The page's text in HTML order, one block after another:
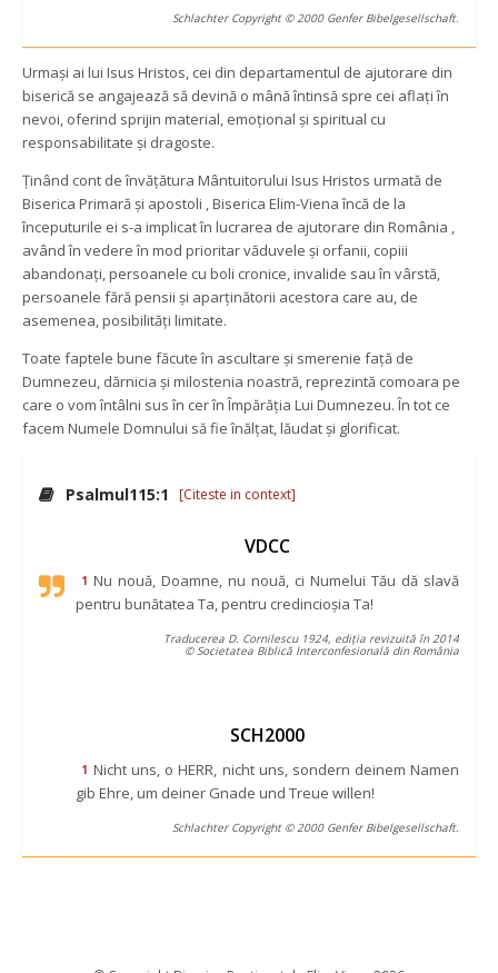
Schlachter Copyright © 2000 Genfer Bibelgesellschaft.
Urmași ai lui Isus Hristos, cei din departamentul de ajutorare din
biserică se angajează să devină o mână întinsă spre cei aflați în
nevoi, oferind sprijin material, emoțional și spiritual cu
responsabilitate și dragoste.
Ținând cont de învățătura Mântuitorului Isus Hristos urmată de
Biserica Primară și apostoli , Biserica Elim-Viena încă de la
începuturile ei s-a implicat în lucrarea de ajutorare din România ,
având în vedere în mod prioritar văduvele și orfanii, copiii
abandonați, persoanele cu boli cronice, invalide sau în vârstă,
persoanele fără pensii și aparținătorii acestora care au, de
asemenea, posibilități limitate.
Toate faptele bune făcute în ascultare și smerenie față de
Dumnezeu, dărnicia și milostenia noastră, reprezintă comoara pe
care o vom întâlni sus în cer în Împărăția Lui Dumnezeu. În tot ce
facem Numele Domnului să fie înălțat, lăudat și glorificat.
Psalmul115:1 [Citeste in context]
VDCC
1 Nu nouă, Doamne, nu nouă, ci Numelui Tău dă slavă
pentru bunătatea Ta, pentru credincioşia Ta!
Traducerea D. Cornilescu 1924, ediția revizuită în 2014
© Societatea Biblică Interconfesională din România
SCH2000
1 Nicht uns, o HERR, nicht uns, sondern deinem Namen
gib Ehre, um deiner Gnade und Treue willen!
Schlachter Copyright © 2000 Genfer Bibelgesellschaft.